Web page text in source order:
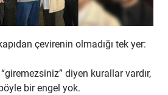
çevirenin olmadığı tek yer:
diyen kurallar vardır,
bir engel yok.